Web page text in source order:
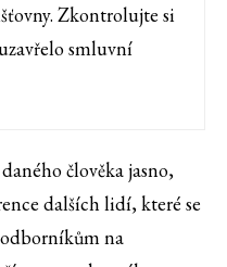
Zkontrolujte si
smluvní
člověka jasno,
dalších lidí, které se
na